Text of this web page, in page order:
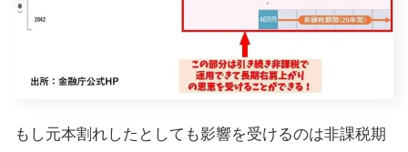
もし元本割れしたとしても影響を受けるのは非課税期